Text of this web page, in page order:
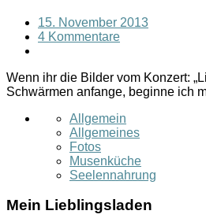
15. November 2013
4 Kommentare
Wenn ihr die Bilder vom Konzert:
Schwärmen anfange, beginne ich
Allgemein
Allgemeines
Fotos
Musenküche
Seelennahrung
Mein Lieblingsladen